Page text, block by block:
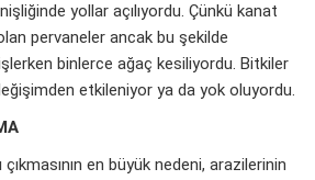
yollar açılıyordu. Çünkü kanat
pervaneler ancak bu şekilde
binlerce ağaç kesiliyordu. Bitkiler
etkileniyor ya da yok oluyordu.
çıkmasının en büyük nedeni, arazilerinin